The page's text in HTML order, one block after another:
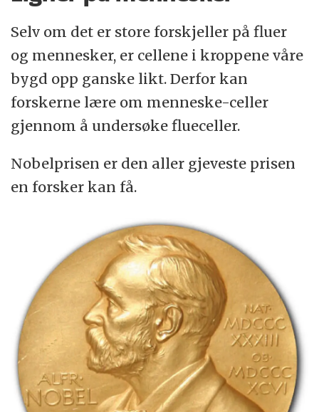
Selv om det er store forskjeller på fluer
og mennesker, er cellene i kroppene våre
bygd opp ganske likt. Derfor kan
forskerne lære om menneske-celler
gjennom å undersøke flueceller.
Nobelprisen er den aller gjeveste prisen
en forsker kan få.